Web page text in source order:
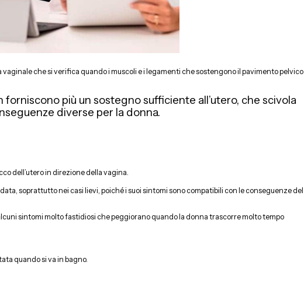
vaginale che si verifica quando i muscoli e i legamenti che sostengono il pavimento pelvico
più un sostegno sufficiente all’utero, che scivola
diverse per la donna.
dell’utero in direzione della vagina.
soprattutto nei casi lievi, poiché i suoi sintomi sono compatibili con le conseguenze del
sintomi molto fastidiosi che peggiorano quando la donna trascorre molto tempo
quando si va in bagno.